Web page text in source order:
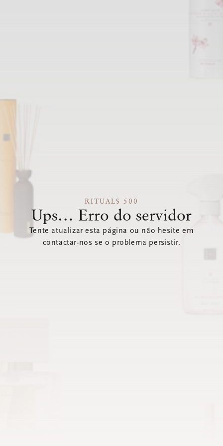
RITUALS 500
Ups… Erro do servidor
Tente atualizar esta página ou não hesite em
contactar-nos se o problema persistir.